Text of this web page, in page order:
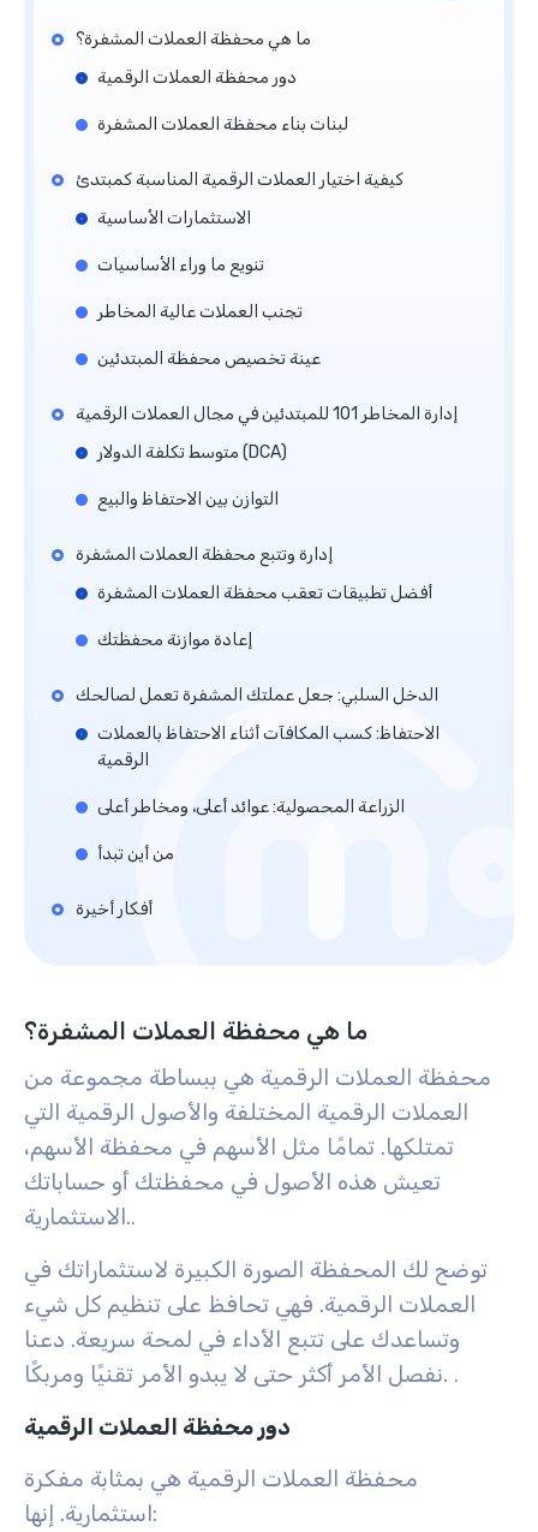
ما هي محفظة العملات المشفرة؟
دور محفظة العملات الرقمية
لبنات بناء محفظة العملات المشفرة
كيفية اختيار العملات الرقمية المناسبة كمبتدئ
الاستثمارات الأساسية
تنويع ما وراء الأساسيات
تجنب العملات عالية المخاطر
عينة تخصيص محفظة المبتدئين
إدارة المخاطر 101 للمبتدئين في مجال العملات الرقمية
متوسط تكلفة الدولار (DCA)
التوازن بين الاحتفاظ والبيع
إدارة وتتبع محفظة العملات المشفرة
أفضل تطبيقات تعقب محفظة العملات المشفرة
إعادة موازنة محفظتك
الدخل السلبي: جعل عملتك المشفرة تعمل لصالحك
الاحتفاظ: كسب المكافآت أثناء الاحتفاظ بالعملات
الرقمية
الزراعة المحصولية: عوائد أعلى، ومخاطر أعلى
من أين تبدأ
أفكار أخيرة
ما هي محفظة العملات المشفرة؟
محفظة العملات الرقمية هي ببساطة مجموعة من
العملات الرقمية المختلفة والأصول الرقمية التي
تمتلكها. تمامًا مثل الأسهم في محفظة الأسهم،
تعيش هذه الأصول في محفظتك أو حساباتك
الاستثمارية..
توضح لك المحفظة الصورة الكبيرة لاستثماراتك في
العملات الرقمية. فهي تحافظ على تنظيم كل شيء
وتساعدك على تتبع الأداء في لمحة سريعة. دعنا
نفصل الأمر أكثر حتى لا يبدو الأمر تقنيًا ومربكًا. .
دور محفظة العملات الرقمية
محفظة العملات الرقمية هي بمثابة مفكرة
استثمارية. إنها: